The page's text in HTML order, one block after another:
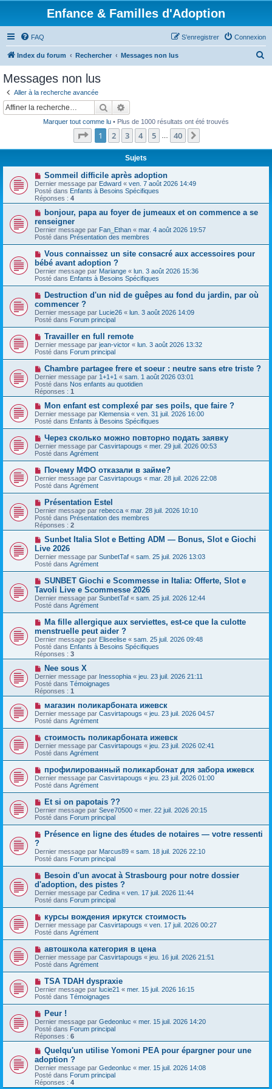
Enfance & Familles d'Adoption
FAQ Connexion
S’enregistrer
Index du forum Rechercher Messages non lus
Messages non lus
Aller à la recherche avancée
Rechercher
Marquer tout comme lu • Plus de 1000 résultats ont été trouvés
Page 1sur40
1 2 3 4 5 40
Sujets
N
o
u
v
e
a
u
m
e
s
s
a
g
e
Sommeil difficile après adoption
Dernier message par Edward « ven. 7 août 2026 14:49
Posté dans Enfants à Besoins Spécifiques
Réponses : 4
N
u
v
e
a
u
m
e
s
a
g
e
bonjour, papa au foyer de jumeaux et on commence a se
renseigner
Dernier message par Fan_Ethan « mar. 4 août 2026 19:57
Posté dans Présentation des membres
N
o
u
v
e
a
m
e
s
a
e
Vous connaissez un site consacré aux accessoires pour
bébé avant adoption ?
Dernier message par Mariange « lun. 3 août 2026 15:36
Posté dans Enfants à Besoins Spécifiques
N
u
v
e
a
m
e
s
s
g
e
Destruction d'un nid de guêpes au fond du jardin, par où
commencer ?
Dernier message par Lucie26 « lun. 3 août 2026 14:09
Posté dans Forum principal
N
o
u
v
a
u
m
e
s
a
g
e
Travailler en full remote
Dernier message par jean-victor « lun. 3 août 2026 13:32
Posté dans Forum principal
N
o
u
v
e
a
u
m
e
s
a
g
e
Chambre partagee frere et soeur : neutre sans etre triste ?
Dernier message par 1+1+1 « sam. 1 août 2026 03:01
Posté dans Nos enfants au quotidien
Réponses : 1
N
o
u
v
e
a
u
m
e
s
a
g
e
Mon enfant est complexé par ses poils, que faire ?
Dernier message par Klemensia « ven. 31 juil. 2026 16:00
Posté dans Enfants à Besoins Spécifiques
N
o
u
v
e
a
u
m
e
s
a
g
e
Через сколько можно повторно подать заявку
Dernier message par Casvirtapougs « mer. 29 juil. 2026 00:53
Posté dans Agrément
N
o
u
v
e
a
u
m
e
s
a
g
e
Почему МФО отказали в займе?
Dernier message par Casvirtapougs « mar. 28 juil. 2026 22:08
Posté dans Agrément
N
o
u
v
e
a
u
m
e
s
s
a
g
e
Présentation Estel
Dernier message par rebecca « mar. 28 juil. 2026 10:10
Posté dans Présentation des membres
Réponses : 2
N
u
v
e
a
u
m
e
s
a
g
e
Sunbet Italia Slot e Betting ADM — Bonus, Slot e Giochi
Live 2026
Dernier message par SunbetTaf « sam. 25 juil. 2026 13:03
Posté dans Agrément
N
u
v
e
a
m
e
s
s
a
g
e
SUNBET Giochi e Scommesse in Italia: Offerte, Slot e
Tavoli Live e Scommesse 2026
Dernier message par SunbetTaf « sam. 25 juil. 2026 12:44
Posté dans Agrément
N
u
v
e
a
u
m
e
s
s
g
e
Ma fille allergique aux serviettes, est-ce que la culotte
menstruelle peut aider ?
Dernier message par Eliseelise « sam. 25 juil. 2026 09:48
Posté dans Enfants à Besoins Spécifiques
Réponses : 3
N
o
u
v
e
a
u
m
e
s
a
g
e
Nee sous X
Dernier message par Inessophia « jeu. 23 juil. 2026 21:11
Posté dans Témoignages
Réponses : 1
N
o
u
v
a
u
m
e
s
s
a
g
e
магазин поликарбоната ижевск
Dernier message par Casvirtapougs « jeu. 23 juil. 2026 04:57
Posté dans Agrément
N
o
u
v
a
u
m
e
s
a
g
e
стоимость поликарбоната ижевск
Dernier message par Casvirtapougs « jeu. 23 juil. 2026 02:41
Posté dans Agrément
N
o
u
v
e
a
u
m
e
g
e
профилированный поликарбонат для забора ижевск
Dernier message par Casvirtapougs « jeu. 23 juil. 2026 01:00
Posté dans Agrément
N
o
u
v
e
a
m
e
s
s
a
g
e
Et si on papotais ??
Dernier message par Seve70500 « mer. 22 juil. 2026 20:15
Posté dans Forum principal
N
v
e
a
m
e
s
g
e
Présence en ligne des études de notaires — votre ressenti
?
Dernier message par Marcus89 « sam. 18 juil. 2026 22:10
Posté dans Forum principal
N
u
v
e
a
u
m
e
s
s
a
g
e
Besoin d'un avocat à Strasbourg pour notre dossier
d'adoption, des pistes ?
Dernier message par Cedina « ven. 17 juil. 2026 11:44
Posté dans Forum principal
N
o
u
v
a
u
m
e
s
s
a
g
e
курсы вождения иркутск стоимость
Dernier message par Casvirtapougs « ven. 17 juil. 2026 00:27
Posté dans Agrément
N
o
u
v
e
u
m
e
s
a
g
e
автошкола категория в цена
Dernier message par Casvirtapougs « jeu. 16 juil. 2026 21:51
Posté dans Agrément
N
o
u
v
e
a
u
m
e
s
a
g
e
TSA TDAH dyspraxie
Dernier message par lucie21 « mer. 15 juil. 2026 16:15
Posté dans Témoignages
N
o
u
v
e
a
u
m
e
s
s
Peur !
Dernier message par Gedeonluc « mer. 15 juil. 2026 14:20
Posté dans Forum principal
Réponses : 6
N
o
u
v
e
a
Quelqu'un utilise Yomoni PEA pour épargner pour une
adoption ?
Dernier message par Gedeonluc « mer. 15 juil. 2026 14:08
Posté dans Forum principal
Réponses : 4